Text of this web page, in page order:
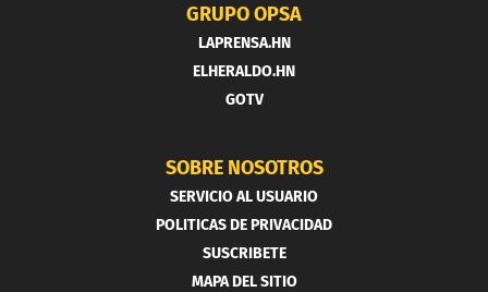
GRUPO OPSA
LAPRENSA.HN
ELHERALDO.HN
GOTV
SOBRE NOSOTROS
SERVICIO AL USUARIO
POLITICAS DE PRIVACIDAD
SUSCRIBETE
MAPA DEL SITIO